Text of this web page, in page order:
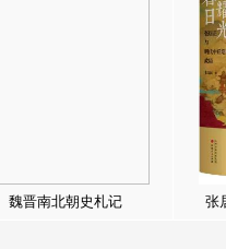
魏晋南北朝史札记 张